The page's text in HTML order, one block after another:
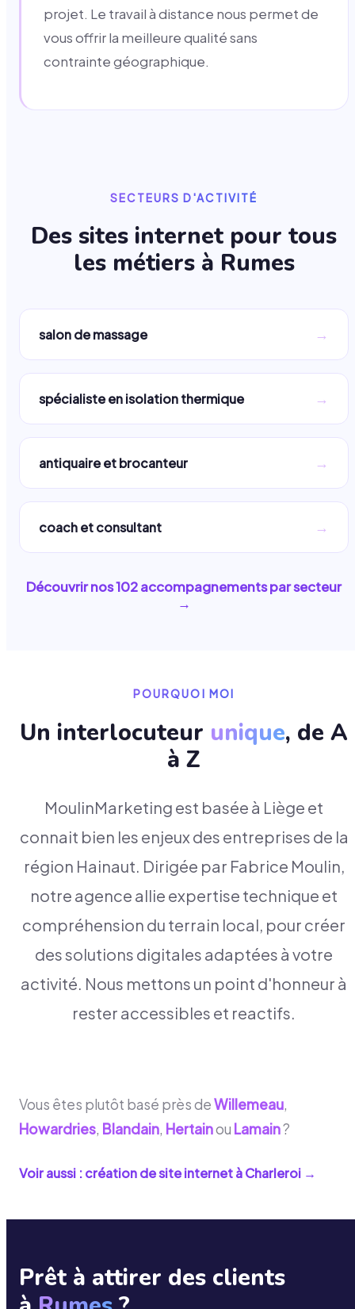
projet. Le travail à distance nous permet de
vous offrir la meilleure qualité sans
contrainte géographique.
SECTEURS D'ACTIVITÉ
Des sites internet pour tous
les métiers à Rumes
salon de massage →
spécialiste en isolation thermique →
antiquaire et brocanteur →
coach et consultant →
Découvrir nos102accompagnements par secteur
→
POURQUOI MOI
Un interlocuteur unique, de A
à Z
MoulinMarketing est basée à Liège et
connait bien les enjeux des entreprises de la
région Hainaut. Dirigée par Fabrice Moulin,
notre agence allie expertise technique et
compréhension du terrain local, pour créer
des solutions digitales adaptées à votre
activité. Nous mettons un point d'honneur à
rester accessibles et reactifs.
Vous êtes plutôt basé près deWillemeau,
Howardries, Blandain, Hertainou Lamain?
Voir aussi : création de site internet àCharleroi →
Prêt à attirer des clients